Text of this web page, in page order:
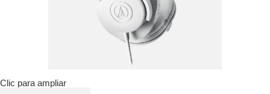
Clic para ampliar